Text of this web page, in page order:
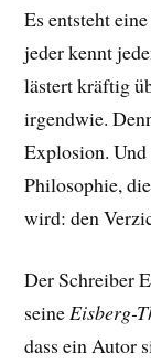
Es entsteht
jeder kennt
lästert kräftig
irgendwie.
Explosion.
Philosophie,
wird: den
Der Schreiber
seineEisberg-
dass ein Autor